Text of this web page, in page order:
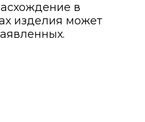
в
изделия может